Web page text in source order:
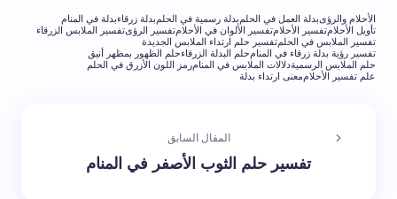
الأحلام والرؤىبدلة العمل في الحلم بدلة رسمية في الحلم بدلة زرقاءبدلة في المنام
تأويل الأحلامتفسير الأحلامتفسير الألوان في الأحلامتفسير الرؤىتفسير الملابس الزرقاء
تفسير الملابس في الحلمتفسير حلم ارتداء الملابس الجديدة
تفسير رؤية بدلة زرقاء في المنامحلم البدلة الزرقاءحلم الظهور بمظهر أنيق
حلم الملابس الرسميةدلالات الملابس في المنامرمز اللون الأزرق في الحلم
علم تفسير الأحلاممعنى ارتداء بدلة
المقال السابق
تفسير حلم الثوب الأصفر في المنام